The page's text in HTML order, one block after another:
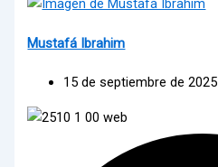
Mustafá Ibrahim
15 de septiembre de 2025